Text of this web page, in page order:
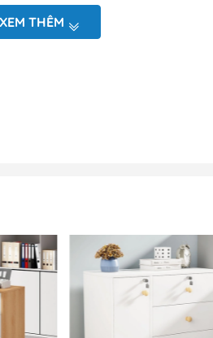
văn phòng. Có thể đặt bên
dàng sử dụng cho sản phẩm
lượng cũng như yêu cầu lớn từ
3 ngăn kéo tiện ích với các tay
bảo không gây tiếng ồn, vận
XEM THÊM